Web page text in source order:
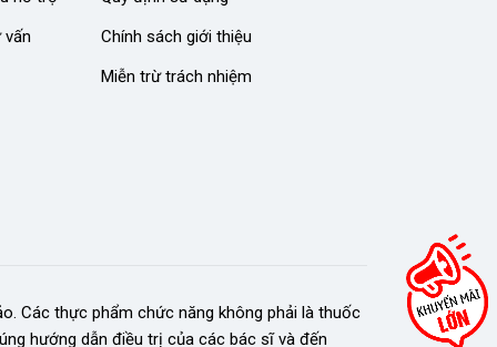
vấn
Chính sách giới thiệu
Miễn trừ trách nhiệm
Các thực phẩm chức năng không phải là thuốc
hướng dẫn điều trị của các bác sĩ và đến